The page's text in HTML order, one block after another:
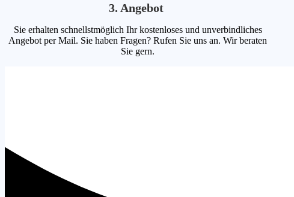
3. Angebot
Sie erhalten schnellstmöglich Ihr kostenloses und unverbindliches
Angebot per Mail. Sie haben Fragen? Rufen Sie uns an. Wir beraten
Sie gern.